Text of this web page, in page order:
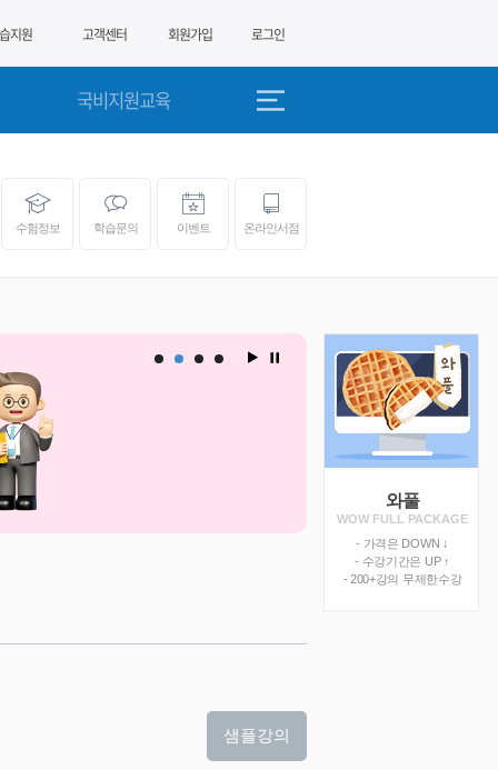
국비지원교육
지원 고객센터 회원가입 로그인
수험정보 학습문의 이벤트 온라인서점
직업상
직업
이벤트
와풀
WOW FULL PACKAGE
- 가격은 DOWN ↓
- 수강기간은 UP ↑
- 200+강의 무제한수강
샘플강의